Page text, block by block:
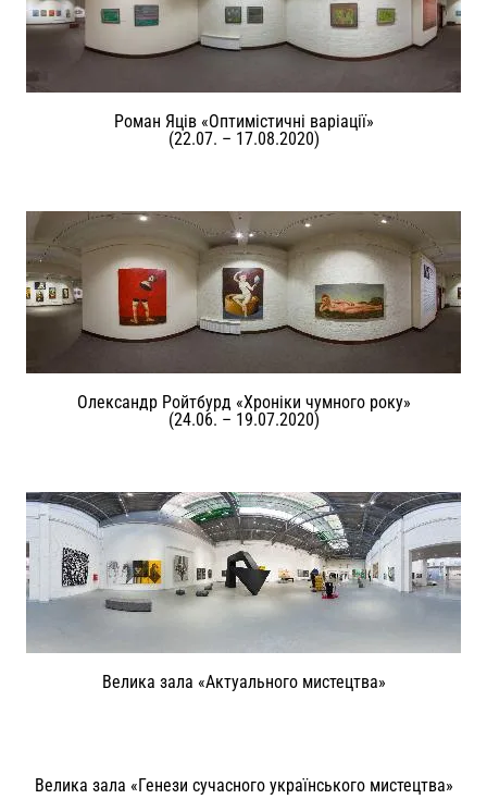
Роман Яців «Оптимістичні варіації»
(22.07. – 17.08.2020)
Олександр Ройтбурд «Хроніки чумного року»
(24.06. – 19.07.2020)
Велика зала «Актуального мистецтва»
Велика зала «Генези сучасного українського мистецтва»